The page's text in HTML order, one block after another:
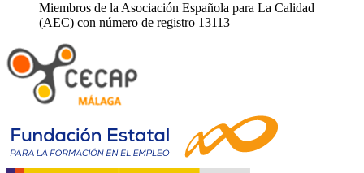
Miembros de la Asociación Española para La Calidad
(AEC) con número de registro 13113